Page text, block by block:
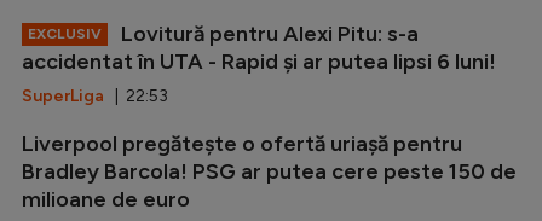
EXCLUSIV
Lovitură pentru Alexi Pitu: s-a
accidentat în UTA - Rapid și ar putea lipsi 6 luni!
SuperLiga | 22:53
Liverpool pregătește o ofertă uriașă pentru
Bradley Barcola! PSG ar putea cere peste 150 de
milioane de euro